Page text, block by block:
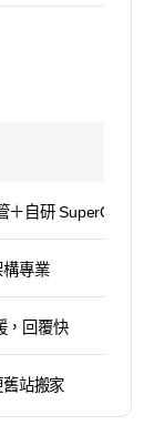
自研 SuperCacher
構專業
，回覆快
站搬家